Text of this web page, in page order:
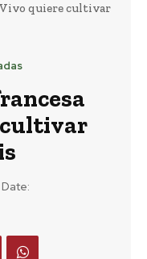
quiere cultivar
Date: